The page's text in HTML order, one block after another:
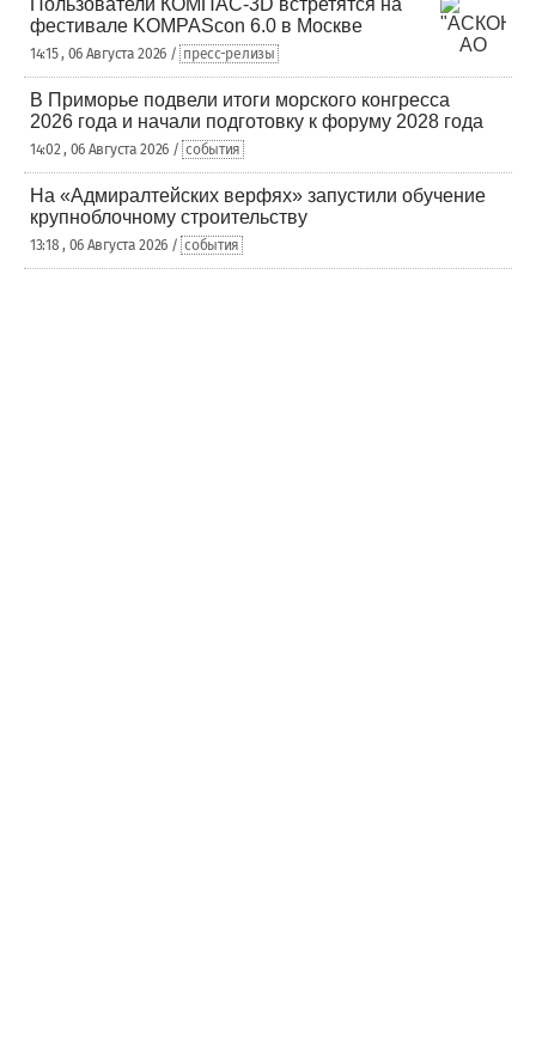
Пользователи КОМПАС-3D встретятся на
фестивале KOMPAScon 6.0 в Москве
14:15 , 06 Августа 2026 / пресс-релизы
В Приморье подвели итоги морского конгресса
2026 года и начали подготовку к форуму 2028 года
14:02 , 06 Августа 2026 / события
На «Адмиралтейских верфях» запустили обучение
крупноблочному строительству
13:18 , 06 Августа 2026 / события